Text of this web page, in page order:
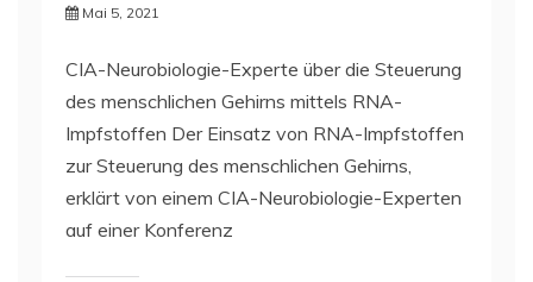
Mai 5, 2021
CIA-Neurobiologie-Experte über die Steuerung
des menschlichen Gehirns mittels RNA-
Impfstoffen Der Einsatz von RNA-Impfstoffen
zur Steuerung des menschlichen Gehirns,
erklärt von einem CIA-Neurobiologie-Experten
auf einer Konferenz